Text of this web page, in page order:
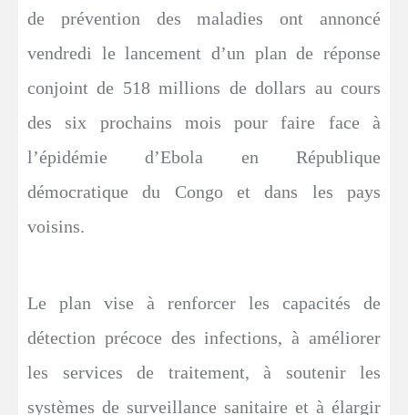
de prévention des maladies ont annoncé
vendredi le lancement d’un plan de réponse
conjoint de 518 millions de dollars au cours
des six prochains mois pour faire face à
l’épidémie d’Ebola en République
démocratique du Congo et dans les pays
voisins.
Le plan vise à renforcer les capacités de
détection précoce des infections, à améliorer
les services de traitement, à soutenir les
systèmes de surveillance sanitaire et à élargir